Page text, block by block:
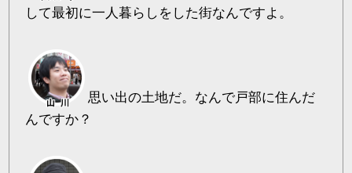
して最初に一人暮らしをした街なんですよ。
思い出の土地だ。なんで戸部に住んだ
んですか？